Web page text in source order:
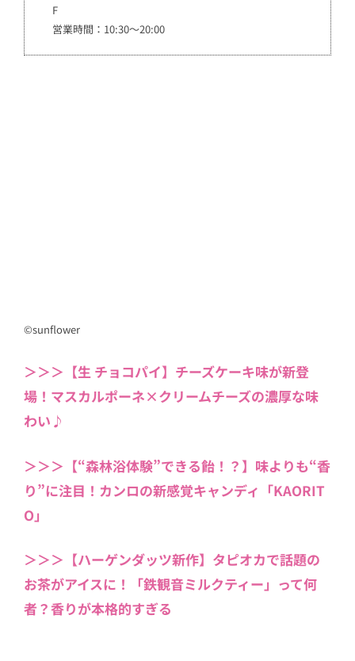
F
営業時間：10:30～20:00
©sunflower
＞＞＞【生 チョコパイ】チーズケーキ味が新登
場！マスカルポーネ×クリームチーズの濃厚な味
わい♪
＞＞＞【“森林浴体験”できる飴！？】味よりも“香
り”に注目！カンロの新感覚キャンディ「KAORIT
O」
＞＞＞【ハーゲンダッツ新作】タピオカで話題の
お茶がアイスに！「鉄観音ミルクティー」って何
者？香りが本格的すぎる